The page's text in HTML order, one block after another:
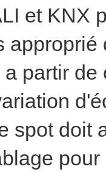
et KNX
partir
spot doit